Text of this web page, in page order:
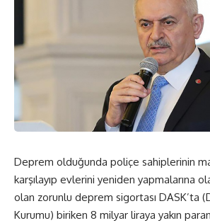
Deprem olduğunda poliçe sahiplerinin
karşılayıp evlerini yeniden yapmalarına
olan zorunlu deprem sigortası DASK’ta
Kurumu) biriken 8 milyar liraya yakın